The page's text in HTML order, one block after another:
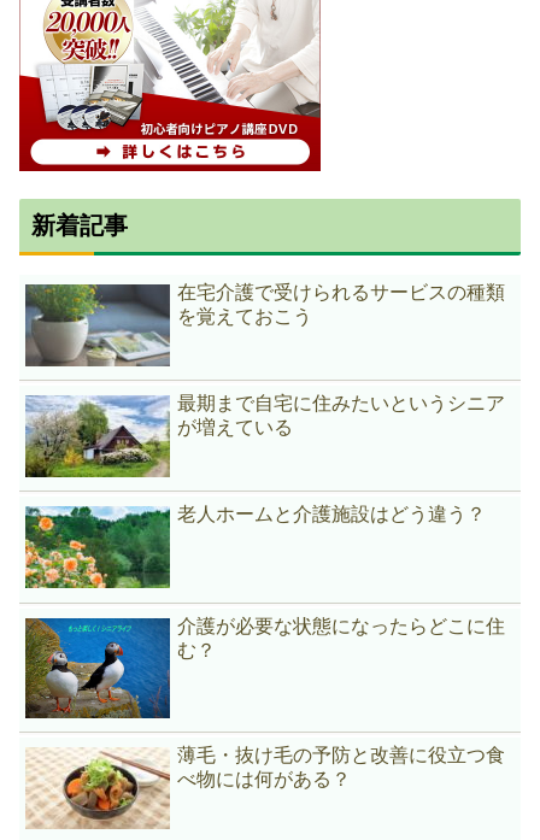
新着記事
在宅介護で受けられるサービスの種類
を覚えておこう
最期まで自宅に住みたいというシニア
が増えている
老人ホームと介護施設はどう違う？
介護が必要な状態になったらどこに住
む？
薄毛・抜け毛の予防と改善に役立つ食
べ物には何がある？